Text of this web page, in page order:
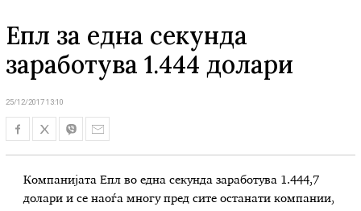
Епл за една секунда
заработува 1.444 долари
25/12/2017 13:10
Компанијата Епл во една секунда заработува 1.444,7
долари и се наоѓа многу пред сите останати компании,